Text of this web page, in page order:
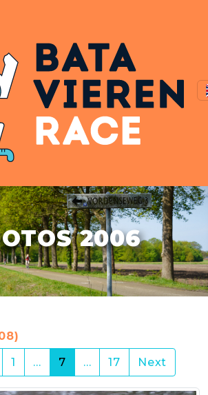
2006
1 … 7(current)
… 17 Next